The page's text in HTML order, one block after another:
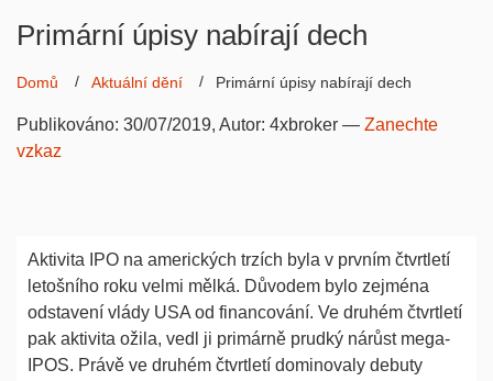
Primární úpisy nabírají dech
Domů Aktuální dění Primární úpisy nabírají dech
Publikováno: 30/07/2019, Autor: 4xbroker — Zanechte
vzkaz
Aktivita IPO na amerických trzích byla v prvním čtvrtletí
letošního roku velmi mělká. Důvodem bylo zejména
odstavení vlády USA od financování. Ve druhém čtvrtletí
pak aktivita ožila, vedl ji primárně prudký nárůst mega-
IPOS. Právě ve druhém čtvrtletí dominovaly debuty